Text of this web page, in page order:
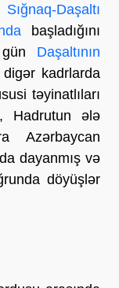
Sığnaq-Daşaltı
başladığını
Daşaltının
kadrlarda
təyinatlıları
Hadrutun ələ
Azərbaycan
dayanmış və
döyüşlər